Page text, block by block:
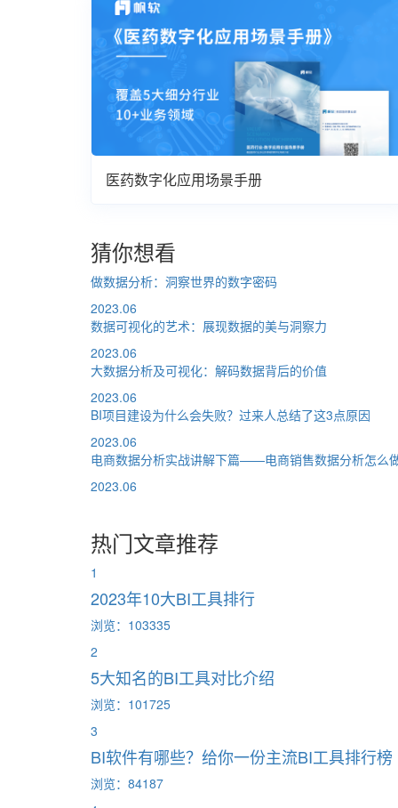
医药数字化应用场景手册
猜你想看
做数据分析：洞察世界的数字密码
2023.06
数据可视化的艺术：展现数据的美与洞察力
2023.06
大数据分析及可视化：解码数据背后的价值
2023.06
BI项目建设为什么会失败？过来人总结了这3点原因
2023.06
电商数据分析实战讲解下篇——电商销售数据分析怎么
2023.06
热门文章推荐
1
2023年10大BI工具排行
浏览：103335
2
5大知名的BI工具对比介绍
浏览：101725
3
BI软件有哪些？给你一份主流BI工具排行榜
浏览：84187